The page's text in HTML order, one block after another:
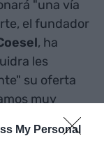
My Personal
"una vía
el fundador
, ha
les
su oferta
muy
líder mundial
añadido.